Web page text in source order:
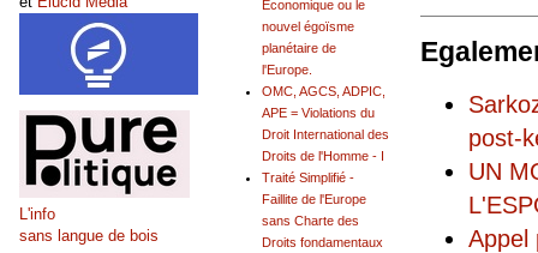
post-
UN
Appel
Economique ou le
nouvel égoïsme
planétaire de
l'Europe.
OMC, AGCS, ADPIC,
APE = Violations du
Droit International des
Droits de l'Homme - I
Traité Simplifié -
Faillite de l'Europe
sans Charte des
Droits fondamentaux
L'info
sans langue de bois